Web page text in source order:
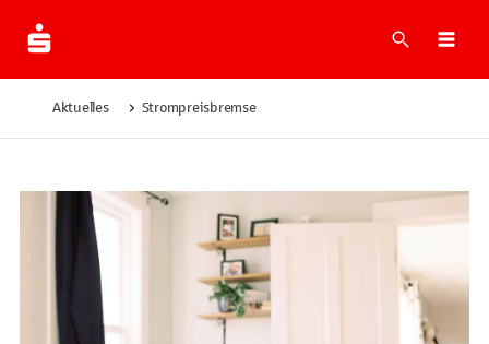
Suche
Aktuelles Strompreisbremse